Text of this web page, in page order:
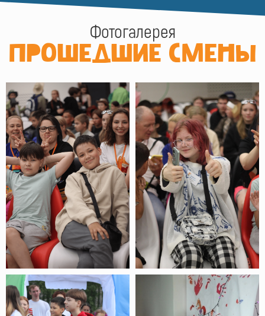
Фотогалерея
ПРОШЕДШИЕ СМЕНЫ